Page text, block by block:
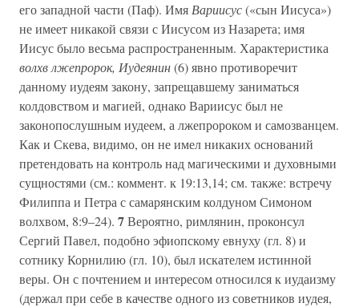
его западной части (Паф). Имя Вариисус(«сын Иисуса»)
не имеет никакой связи с Иисусом из Назарета; имя
Иисус было весьма распространенным. Характеристика
волхв лжепророк, Иудеянин(6) явно противоречит
данному иудеям закону, запрещавшему заниматься
колдовством и магией, однако Вариисус был не
законопослушным иудеем, а лжепророком и самозванцем.
Как и Скева, видимо, он не имел никаких оснований
претендовать на контроль над магическими и духовными
сущностями (см.: коммент. к 19:13,14; см. также: встречу
Филиппа и Петра с самарянским колдуном Симоном
волхвом, 8:9–24). 7Вероятно, римлянин, проконсул
Сергий Павел, подобно эфиопскому евнуху (гл. 8) и
сотнику Корнилию (гл. 10), был искателем истинной
веры. Он с почтением и интересом относился к иудаизму
(держал при себе в качестве одного из советников иудея,